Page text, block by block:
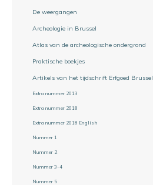
De weergangen
Archeologie in Brussel
Atlas van de archeologische ondergrond
Praktische boekjes
Artikels van het tijdschrift Erfgoed Brussel
Extra nummer 2013
Extra nummer 2018
Extra nummer 2018 English
Nummer 1
Nummer 2
Nummer 3-4
Nummer 5